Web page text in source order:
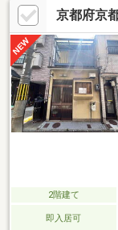
京都府京
2階建て
即入居可